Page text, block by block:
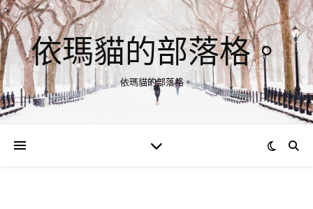
依瑪貓的部落格。
依瑪貓的部落格。